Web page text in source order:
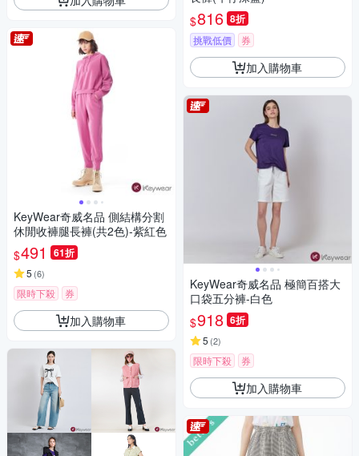
KeyWear奇威名品 側結構分割
休閒收褲腿長褲(共2色)-紫紅色
$491 61折
5 (6)
限時下殺 券
加入購物車
$816 8折
挑戰低價 券
加入購物車
KeyWear奇威名品 極簡百搭大
口袋五分褲-白色
$918 6折
5 (2)
限時下殺 券
加入購物車